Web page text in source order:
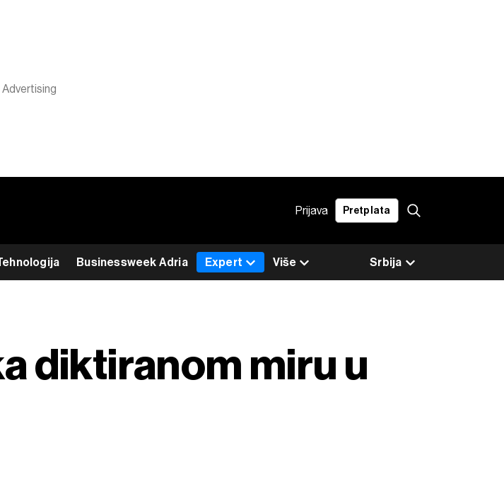
Prijava Pretplata
Businessweek Adria Srbija
Expert Više
diktiranom miru u